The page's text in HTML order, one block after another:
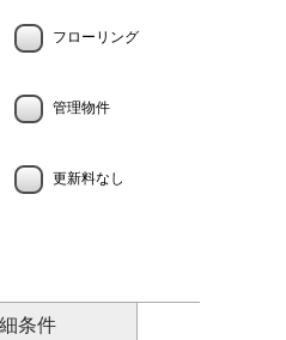
フローリング
管理物件
更新料なし